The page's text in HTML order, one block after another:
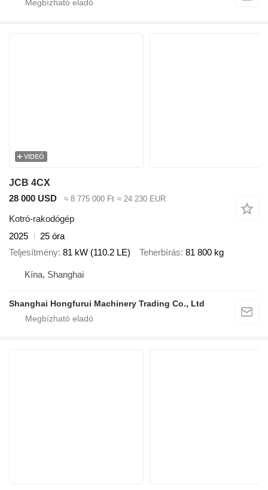
VIDEÓ
JCB 4CX
28 000 USD
≈ 8 775 000 Ft ≈ 24 230 EUR
Kotró-rakodógép
2025
25 óra
Teljesítmény 81 kW (110.2 LE) Teherbírás 81 800 kg
Kína, Shanghai
Shanghai Hongfurui Machinery Trading Co., Ltd